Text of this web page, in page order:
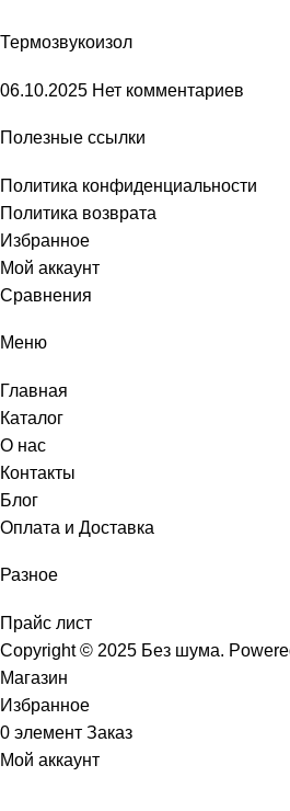
Термозвукоизол
06.10.2025 Нет комментариев
Полезные ссылки
Политика конфиденциальности
Политика возврата
Избранное
Мой аккаунт
Сравнения
Меню
Главная
Каталог
О нас
Контакты
Блог
Оплата и Доставка
Разное
Прайс лист
Copyright © 2025 Без шума.
Магазин
Избранное
0 элемент Заказ
Мой аккаунт